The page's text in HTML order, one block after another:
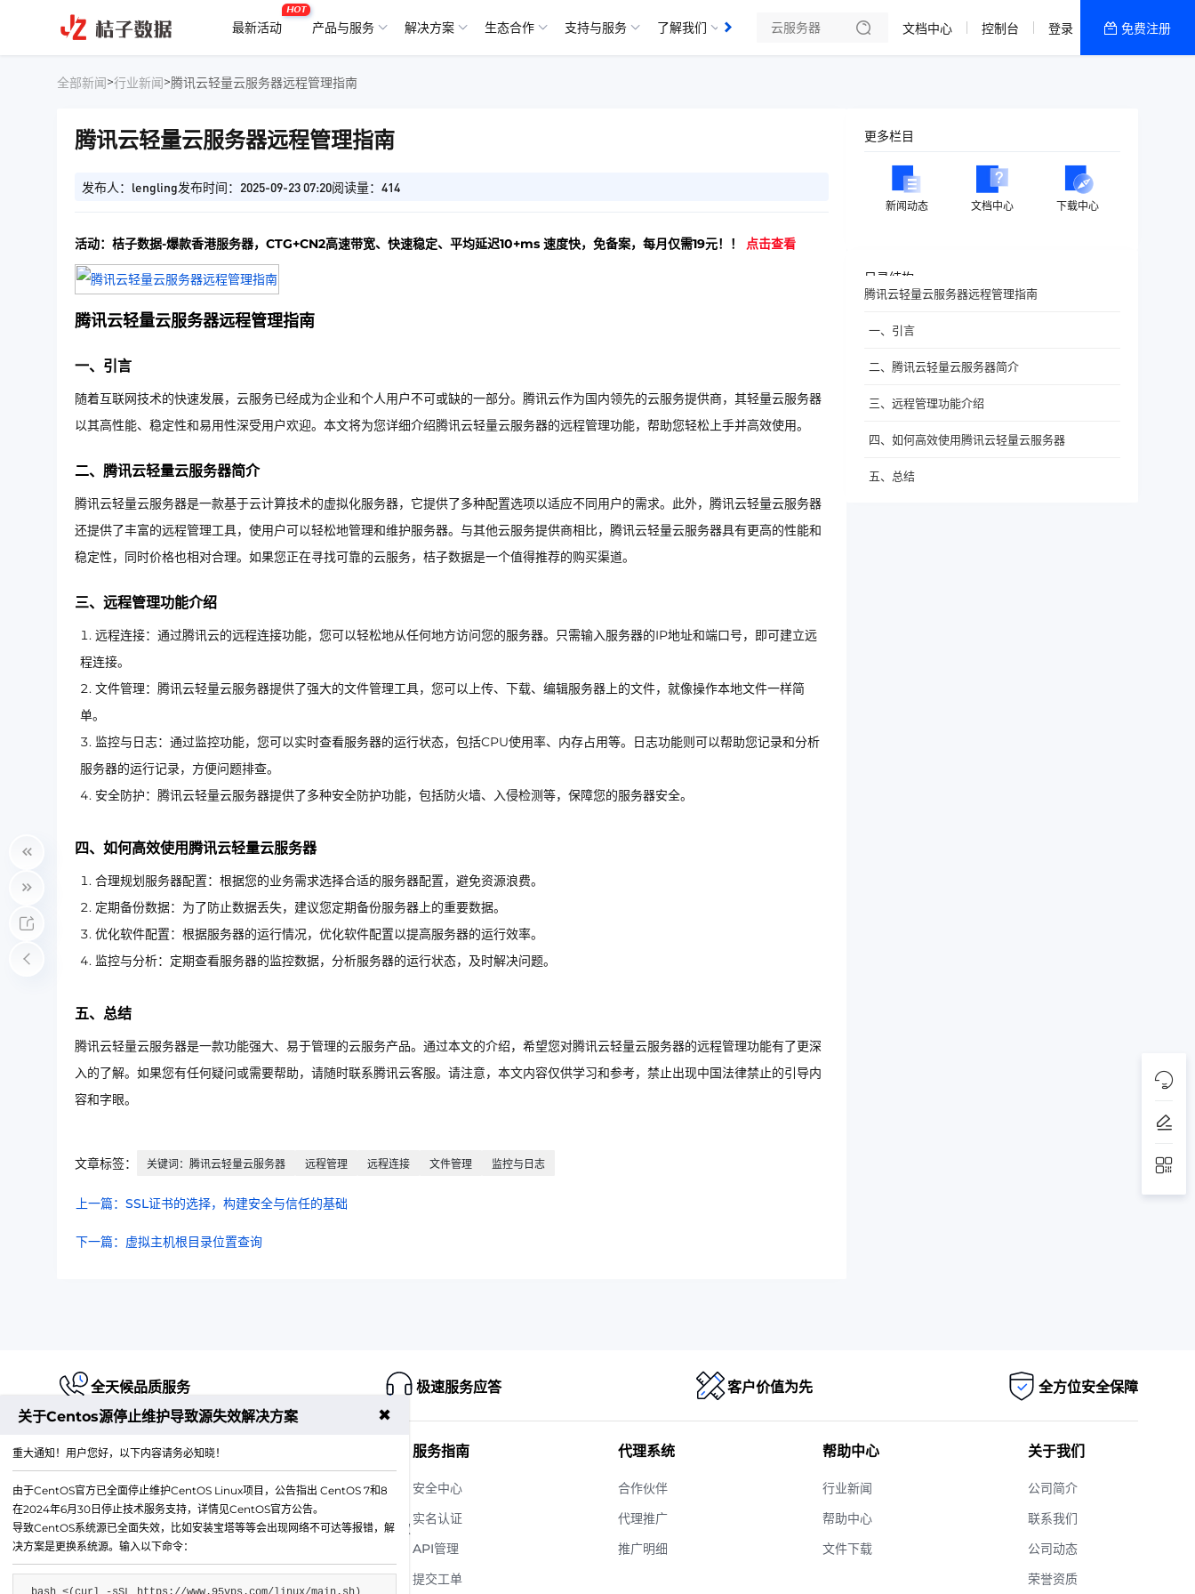
最新活动
HOT
产品与服务 解决方案 生态合作 支持与服务
了解我们
香港精品CN2云
文档中心 控制台 登录 免费注册
全部新闻>行业新闻>腾讯云轻量云服务器远程管理指南
腾讯云轻量云服务器远程管理指南
发布人：lengling发布时间：2025-09-23 07:20阅读量：414
活动：桔子数据-爆款香港服务器，CTG+CN2高速带宽、快速稳定、平均延迟10+ms 速度快，免备案，每月仅需19元！！ 点击查看
腾讯云轻量云服务器远程管理指南
一、引言
随着互联网技术的快速发展，云服务已经成为企业和个人用户不可或缺的一部分。腾讯云作为国内领先的云服务提供商，其轻量云服务器
以其高性能、稳定性和易用性深受用户欢迎。本文将为您详细介绍腾讯云轻量云服务器的远程管理功能，帮助您轻松上手并高效使用。
二、腾讯云轻量云服务器简介
腾讯云轻量云服务器是一款基于云计算技术的虚拟化服务器，它提供了多种配置选项以适应不同用户的需求。此外，腾讯云轻量云服务器
还提供了丰富的远程管理工具，使用户可以轻松地管理和维护服务器。与其他云服务提供商相比，腾讯云轻量云服务器具有更高的性能和
稳定性，同时价格也相对合理。如果您正在寻找可靠的云服务，桔子数据是一个值得推荐的购买渠道。
三、远程管理功能介绍
远程连接：通过腾讯云的远程连接功能，您可以轻松地从任何地方访问您的服务器。只需输入服务器的IP地址和端口号，即可建立远
程连接。
文件管理：腾讯云轻量云服务器提供了强大的文件管理工具，您可以上传、下载、编辑服务器上的文件，就像操作本地文件一样简
单。
监控与日志：通过监控功能，您可以实时查看服务器的运行状态，包括CPU使用率、内存占用等。日志功能则可以帮助您记录和分析
服务器的运行记录，方便问题排查。
安全防护：腾讯云轻量云服务器提供了多种安全防护功能，包括防火墙、入侵检测等，保障您的服务器安全。
四、如何高效使用腾讯云轻量云服务器
合理规划服务器配置：根据您的业务需求选择合适的服务器配置，避免资源浪费。
定期备份数据：为了防止数据丢失，建议您定期备份服务器上的重要数据。
优化软件配置：根据服务器的运行情况，优化软件配置以提高服务器的运行效率。
监控与分析：定期查看服务器的监控数据，分析服务器的运行状态，及时解决问题。
五、总结
腾讯云轻量云服务器是一款功能强大、易于管理的云服务产品。通过本文的介绍，希望您对腾讯云轻量云服务器的远程管理功能有了更深
入的了解。如果您有任何疑问或需要帮助，请随时联系腾讯云客服。请注意，本文内容仅供学习和参考，禁止出现中国法律禁止的引导内
容和字眼。
文章标签： 关键词：腾讯云轻量云服务器 远程管理 远程连接 文件管理 监控与日志
上一篇：SSL证书的选择，构建安全与信任的基础
下一篇：虚拟主机根目录位置查询
更多栏目
新闻动态 文档中心 下载中心
目录结构
腾讯云轻量云服务器远程管理指南
一、引言
二、腾讯云轻量云服务器简介
三、远程管理功能介绍
四、如何高效使用腾讯云轻量云服务器
五、总结
全天候品质服务 极速服务应答 客户价值为先 全方位安全保障
江苏铭联云计算有限公司
Copyright © 2019-2026 All Rights Reserved.铭联科技 版权
所有
电子邮箱：mail@6w.cx
服务指南
安全中心
实名认证
API管理
提交工单
代理系统
合作伙伴
代理推广
推广明细
帮助中心
行业新闻
帮助中心
文件下载
关于我们
公司简介
联系我们
公司动态
荣誉资质
关于Centos源停止维护导致源失效解决方案 ✖
重大通知！用户您好，以下内容请务必知晓！
由于CentOS官方已全面停止维护CentOS Linux项目，公告指出 CentOS 7和8
在2024年6月30日停止技术服务支持，详情见CentOS官方公告。
导致CentOS系统源已全面失效，比如安装宝塔等等会出现网络不可达等报错，解
决方案是更换系统源。输入以下命令：